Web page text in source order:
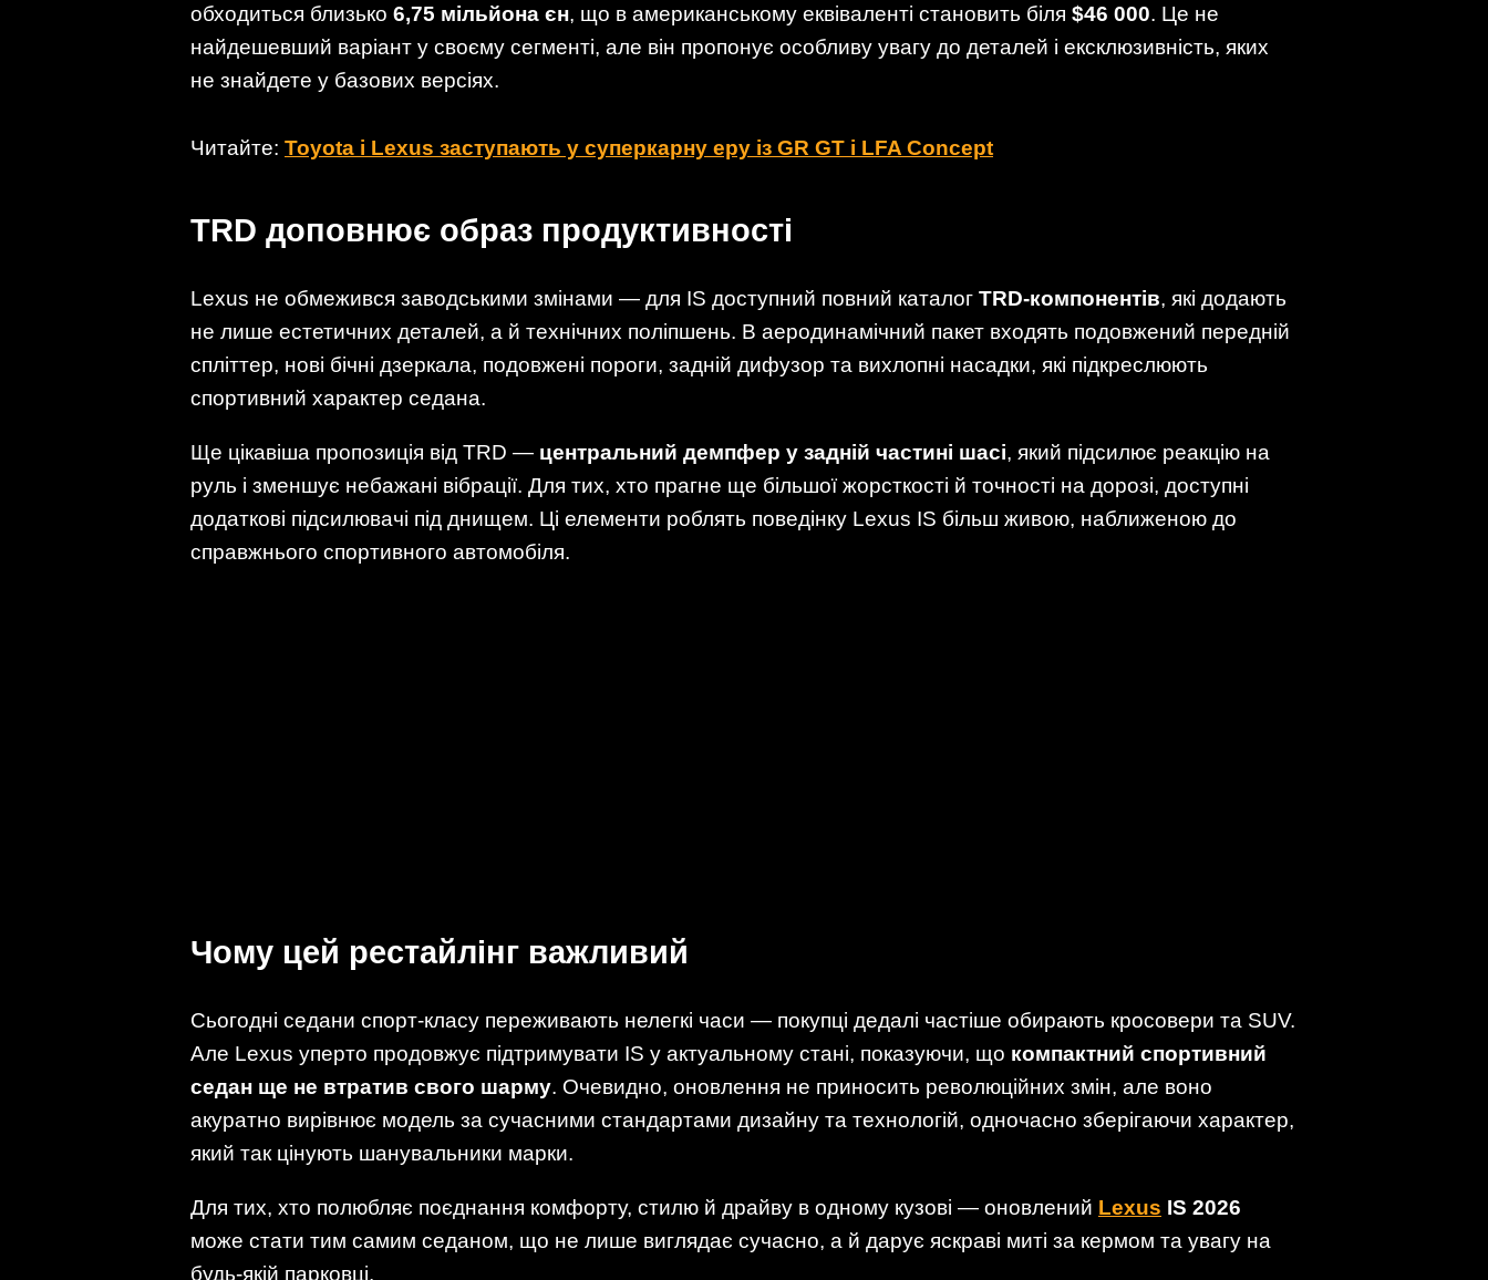
обходиться близько 6,75 мільйона єн, що в американському еквіваленті становить біля $46 000. Це не
найдешевший варіант у своєму сегменті, але він пропонує особливу увагу до деталей і ексклюзивність, яких
не знайдете у базових версіях.
Читайте: Toyota і Lexus заступають у суперкарну еру із GR GT і LFA Concept
TRD доповнює образ продуктивності
Lexus не обмежився заводськими змінами — для IS доступний повний каталог TRD-компонентів, які додають
не лише естетичних деталей, а й технічних поліпшень. В аеродинамічний пакет входять подовжений передній
спліттер, нові бічні дзеркала, подовжені пороги, задній дифузор та вихлопні насадки, які підкреслюють
спортивний характер седана.
Ще цікавіша пропозиція від TRD — центральний демпфер у задній частині шасі, який підсилює реакцію на
руль і зменшує небажані вібрації. Для тих, хто прагне ще більшої жорсткості й точності на дорозі, доступні
додаткові підсилювачі під днищем. Ці елементи роблять поведінку Lexus IS більш живою, наближеною до
справжнього спортивного автомобіля.
Чому цей рестайлінг важливий
Сьогодні седани спорт-класу переживають нелегкі часи — покупці дедалі частіше обирають кросовери та SUV.
Але Lexus уперто продовжує підтримувати IS у актуальному стані, показуючи, що компактний спортивний
седан ще не втратив свого шарму. Очевидно, оновлення не приносить революційних змін, але воно
акуратно вирівнює модель за сучасними стандартами дизайну та технологій, одночасно зберігаючи характер,
який так цінують шанувальники марки.
Для тих, хто полюбляє поєднання комфорту, стилю й драйву в одному кузові — оновлений Lexus IS 2026
може стати тим самим седаном, що не лише виглядає сучасно, а й дарує яскраві миті за кермом та увагу на
будь-якій парковці.